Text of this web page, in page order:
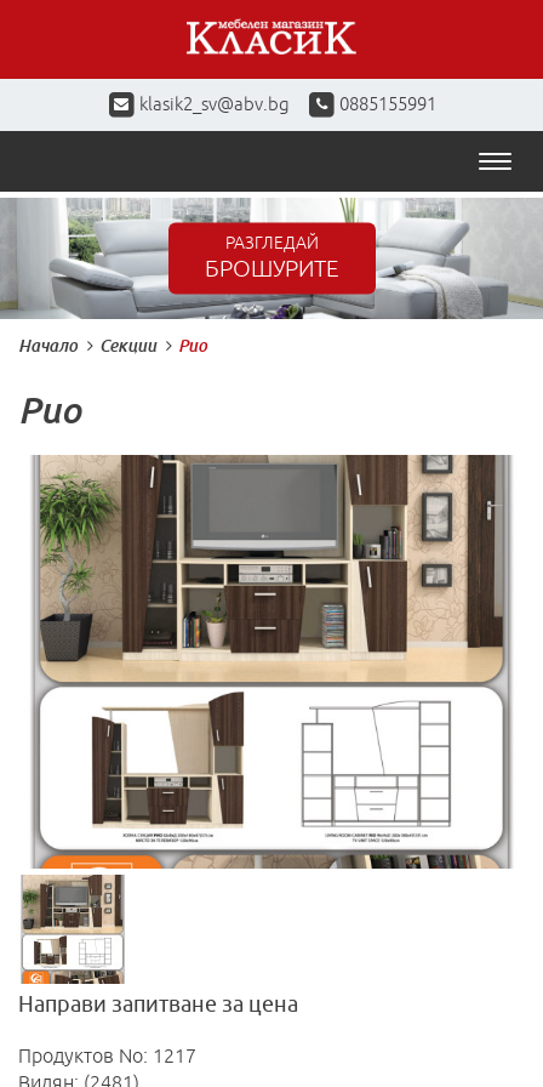
klasik2_sv@abv.bg 0885155991
РАЗГЛЕДАЙ
БРОШУРИТЕ
Начало Секции Рио
Рио
Направи запитване за цена
Продуктов No: 1217